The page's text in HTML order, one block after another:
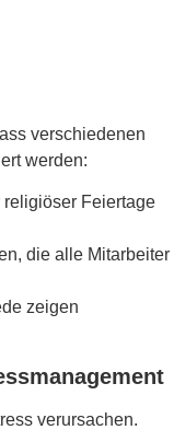
verschiedenen
werden:
Feiertage
die alle Mitarbeiter
zeigen
verursachen.